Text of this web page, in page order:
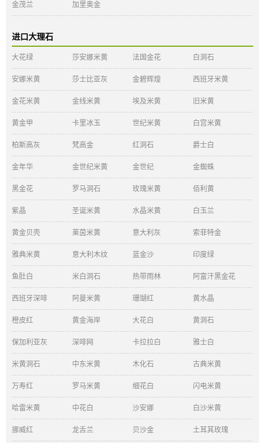
金茂兰 加里奥金
进口大理石
大花绿 莎安娜米黄 法国金花 白洞石
安娜米黄 莎士比亚灰 金碧辉煌 西班牙米黄
金花米黄 金线米黄 埃及米黄 旧米黄
黄金甲 卡里冰玉 世纪米黄 白宫米黄
柏斯高灰 梵高金 红洞石 爵士白
金年华 金世纪米黄 金世纪 金蜘蛛
黑金花 罗马洞石 玫瑰米黄 佰利黄
紫晶 圣诞米黄 水晶米黄 白玉兰
黄金贝壳 莱茵米黄 意大利灰 索菲特金
雅典米黄 意大利木纹 蓝金沙 印度绿
鱼肚白 米白洞石 热带雨林 阿富汗黑金花
西班牙深啡 阿曼米黄 珊瑚红 黄水晶
橙皮红 黄金海岸 大花白 黄洞石
保加利亚灰 深啡网 卡拉拉白 雅士白
米黄洞石 中东米黄 木化石 古典米黄
万寿红 罗马米黄 细花白 闪电米黄
哈雷米黄 中花白 沙安娜 白沙米黄
挪威红 龙舌兰 贝沙金 土耳其玫瑰